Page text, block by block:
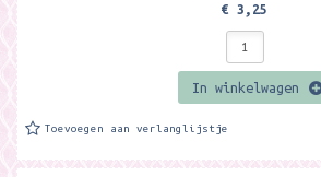
€ 3,25
In winkelwagen
Toevoegen aan verlanglijstje